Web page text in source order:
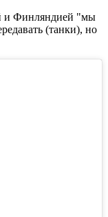
и Финляндией "мы
(танки), но